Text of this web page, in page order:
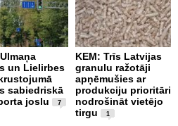
un Lielirbes
sabiedriskā
joslu
7
KEM: Trīs Latvijas
granulu ražotāji
apņēmušies ar
produkciju prioritāri
nodrošināt vietējo
tirgu
1